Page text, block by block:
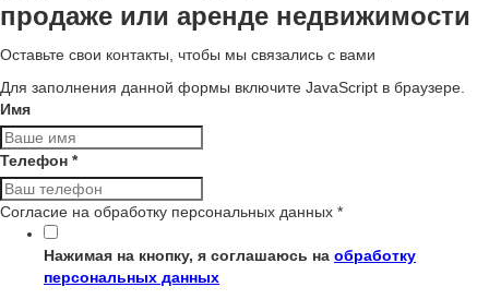
продаже или аренде недвижимости
Оставьте свои контакты, чтобы мы связались с вами
Для заполнения данной формы включите JavaScript в браузере.
Имя
Телефон *
Согласие на обработку персональных данных *
Нажимая на кнопку, я соглашаюсь на обработку
персональных данных